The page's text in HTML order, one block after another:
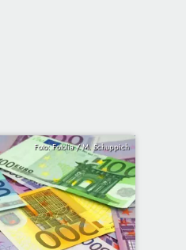
Foto: Fotolia / M. Schuppich